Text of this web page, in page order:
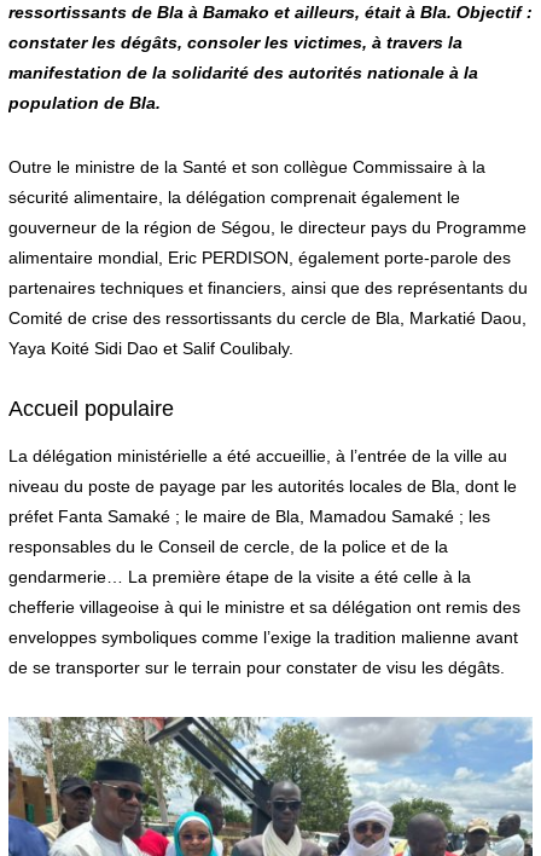
ressortissants de Bla à Bamako et ailleurs, était à Bla. Objectif :
constater les dégâts, consoler les victimes, à travers la
manifestation de la solidarité des autorités nationale à la
population de Bla.
Outre le ministre de la Santé et son collègue Commissaire à la
sécurité alimentaire, la délégation comprenait également le
gouverneur de la région de Ségou, le directeur pays du Programme
alimentaire mondial, Eric PERDISON, également porte-parole des
partenaires techniques et financiers, ainsi que des représentants du
Comité de crise des ressortissants du cercle de Bla, Markatié Daou,
Yaya Koité Sidi Dao et Salif Coulibaly.
Accueil populaire
La délégation ministérielle a été accueillie, à l’entrée de la ville au
niveau du poste de payage par les autorités locales de Bla, dont le
préfet Fanta Samaké ; le maire de Bla, Mamadou Samaké ; les
responsables du le Conseil de cercle, de la police et de la
gendarmerie… La première étape de la visite a été celle à la
chefferie villageoise à qui le ministre et sa délégation ont remis des
enveloppes symboliques comme l’exige la tradition malienne avant
de se transporter sur le terrain pour constater de visu les dégâts.